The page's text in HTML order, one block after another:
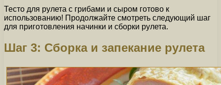
Тесто для рулета с грибами и сыром готово к
использованию! Продолжайте смотреть следующий шаг
для приготовления начинки и сборки рулета.
Шаг 3: Сборка и запекание рулета